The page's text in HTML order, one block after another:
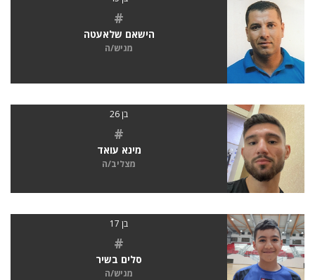
#
הישאם שלאעטה
מגיש/ה
בן 26
#
מינא עואד
מצליב/ה
בן 17
#
סלים בשיר
מגיש/ה